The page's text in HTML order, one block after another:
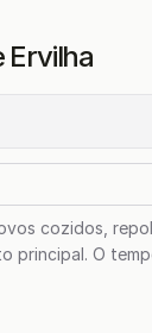
Ervilha
cozidos,
principal. O